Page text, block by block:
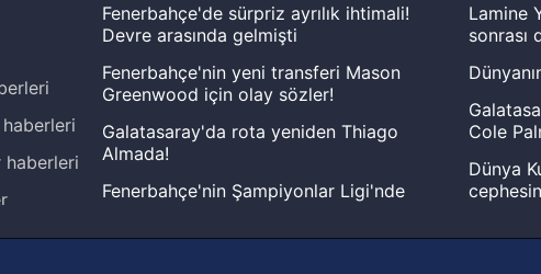
haberleri
Fenerbahçe'de sürpriz ayrılık ihtimali!
Devre arasında gelmişti
Fenerbahçe'nin yeni transferi Mason
Greenwood için olay sözler!
Galatasaray'da rota yeniden Thiago
Almada!
Fenerbahçe'nin Şampiyonlar Ligi'nde
Zabrze'yi elerlerse...
Lamine
sonrası
Cole
Dünya